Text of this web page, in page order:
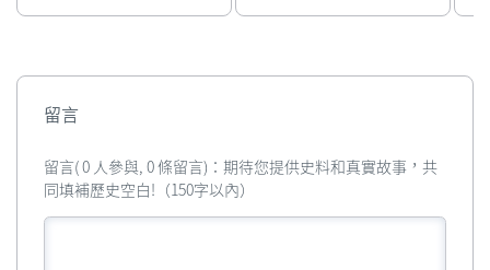
留言
留言( 0 人參與, 0 條留言)：期待您提供史料和真實故事，共
同填補歷史空白!（150字以內）